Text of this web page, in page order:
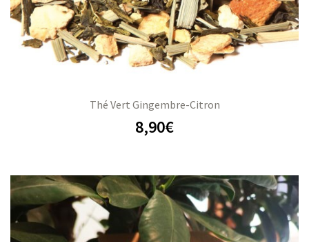
Thé Vert Gingembre-Citron
8,90€